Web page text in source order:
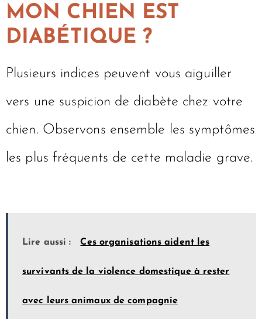
MON CHIEN EST
DIABÉTIQUE ?
Plusieurs indices peuvent vous aiguiller
vers une suspicion de diabète chez votre
chien. Observons ensemble les symptômes
les plus fréquents de cette maladie grave.
Lire aussi : Ces organisations aident les
survivants de la violence domestique à rester
avec leurs animaux de compagnie